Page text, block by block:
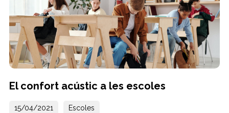
El confort acústic a les escoles
15/04/2021 Escoles